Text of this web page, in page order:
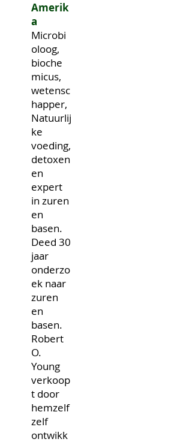
Amerik
a
Microbi
oloog,
bioche
micus,
wetensc
happer,
Natuurlij
ke
voeding,
detoxen
en
expert
in zuren
en
basen.
Deed 30
jaar
onderzo
ek naar
zuren
en
basen.
Robert
O.
Young
verkoop
t door
hemzelf
zelf
ontwikk